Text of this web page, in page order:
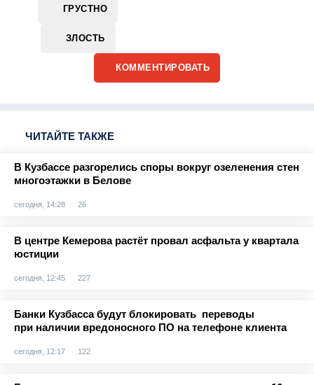
ГРУСТНО
ЗЛОСТЬ
КОММЕНТИРОВАТЬ
ЧИТАЙТЕ ТАКЖЕ
В Кузбассе разгорелись споры вокруг озеленения стен
многоэтажки в Белове
сегодня, 14:28 26
В центре Кемерова растёт провал асфальта у квартала
юстиции
сегодня, 12:45 227
Банки Кузбасса будут блокировать переводы
при наличии вредоносного ПО на телефоне клиента
сегодня, 12:17 122